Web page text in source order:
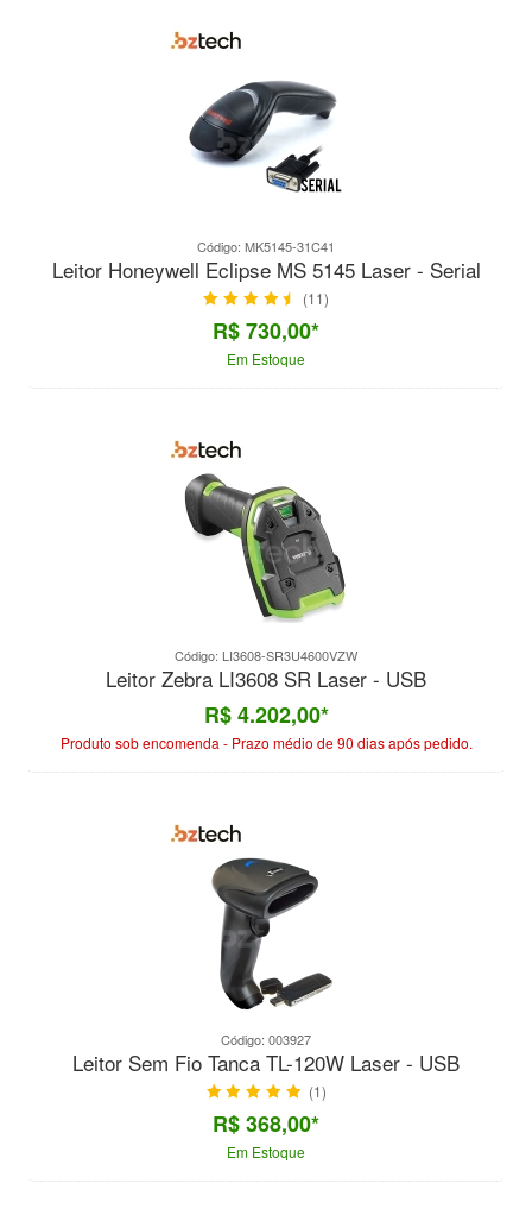
Código: MK5145-31C41
Leitor Honeywell Eclipse MS 5145 Laser - Serial
(11)
R$ 730,00*
Em Estoque
Código: LI3608-SR3U4600VZW
Leitor Zebra LI3608 SR Laser - USB
R$ 4.202,00*
Produto sob encomenda - Prazo médio de 90 dias após pedido.
Código: 003927
Leitor Sem Fio Tanca TL-120W Laser - USB
(1)
R$ 368,00*
Em Estoque